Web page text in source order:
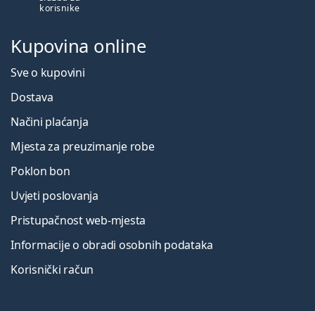
korisnike
Kupovina online
Sve o kupovini
Dostava
Načini plaćanja
Mjesta za preuzimanje robe
Poklon bon
Uvjeti poslovanja
Pristupačnost web-mjesta
Informacije o obradi osobnih podataka
Korisnički račun